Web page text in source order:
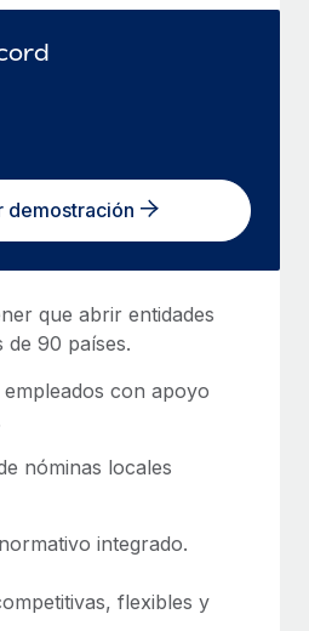
demostración
que abrir entidades
de 90 países.
con apoyo
nóminas locales
integrado.
flexibles y